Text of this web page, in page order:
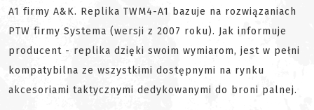
A1 firmy A&K. Replika TWM4-A1 bazuje na rozwiązaniach
PTW firmy Systema (wersji z 2007 roku). Jak informuje
producent - replika dzięki swoim wymiarom, jest w pełni
kompatybilna ze wszystkimi dostępnymi na rynku
akcesoriami taktycznymi dedykowanymi do broni palnej.